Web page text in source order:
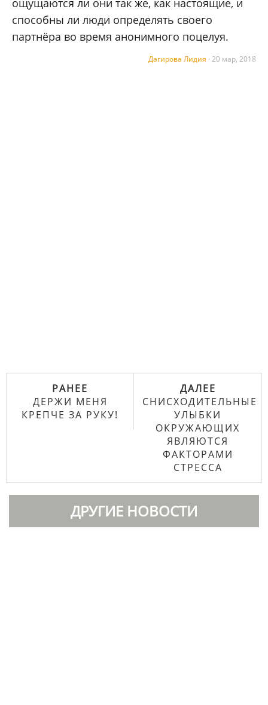
ощущаются ли они так же, как настоящие, и
способны ли люди определять своего
партнёра во время анонимного поцелуя.
Дагирова Лидия · 20 мар, 2018
РАНЕЕ
ДЕРЖИ МЕНЯ
КРЕПЧЕ ЗА РУКУ!
ДАЛЕЕ
СНИСХОДИТЕЛЬНЫЕ
УЛЫБКИ
ОКРУЖАЮЩИХ
ЯВЛЯЮТСЯ
ФАКТОРАМИ
СТРЕССА
ДРУГИЕ НОВОСТИ